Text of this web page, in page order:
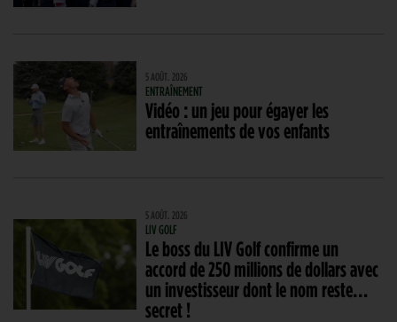
5 AOÛT. 2026
ENTRAÎNEMENT
Vidéo : un jeu pour égayer les
entraînements de vos enfants
5 AOÛT. 2026
LIV GOLF
Le boss du LIV Golf confirme un
accord de 250 millions de dollars avec
un investisseur dont le nom reste…
secret !